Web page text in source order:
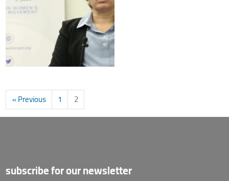
« Previous 1 2
subscribe for our newsletter